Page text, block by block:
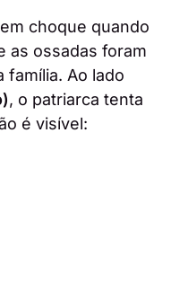
choque quando
as ossadas foram
família. Ao lado
, o patriarca tenta
é visível: